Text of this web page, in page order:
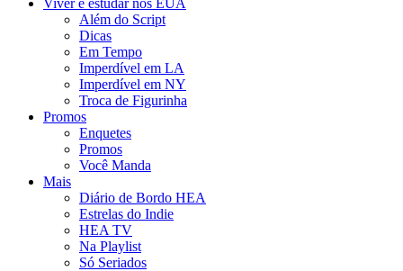
Viver e estudar nos EUA
Além do Script
Dicas
Em Tempo
Imperdível em LA
Imperdível em NY
Troca de Figurinha
Promos
Enquetes
Promos
Você Manda
Mais
Diário de Bordo HEA
Estrelas do Indie
HEA TV
Na Playlist
Só Seriados